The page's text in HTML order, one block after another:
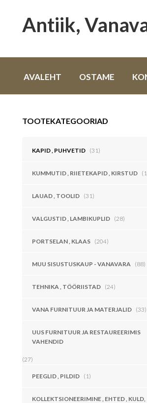
Antiik,
AVALEHT OSTAME
TOOTEKATEGOORIAD
KAPID , PUHVETID (31)
KUMMUTID , RIIETEKAPID , KIRSTUD
LAUAD , TOOLID (31)
VALGUSTID , LAMBIKUPLID (28)
PORTSELAN , KLAAS (204)
MUU SISUSTUSKAUP - VANAVARA (88)
TEHNIKA , TÖÖRIISTAD (24)
VANA FURNITUUR JA MATERJALID (33)
UUS FURNITUUR JA RESTAUREERIMIS
VAHENDID
(27)
PEEGLID , PILDID (1)
KOLLEKTSIONEERIMINE , EHTED , KULD,